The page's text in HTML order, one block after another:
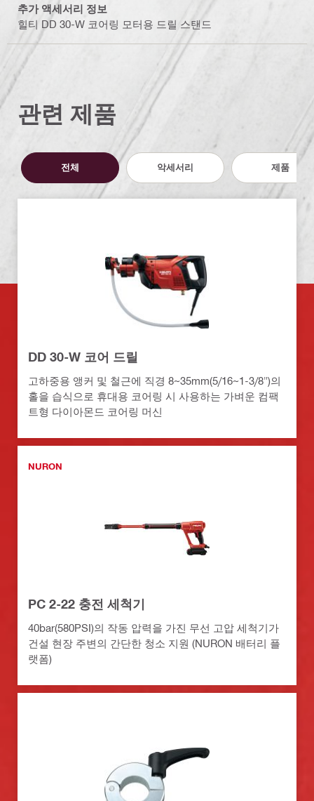
추가 액세서리 정보
힐티 DD 30-W 코어링 모터용 드릴 스탠드
관련 제품
전체 악세서리 제품
DD 30-W 코어 드릴
고하중용 앵커 및 철근에 직경 8~35mm(5/16~1-3/8")의
홀을 습식으로 휴대용 코어링 시 사용하는 가벼운 컴팩
트형 다이아몬드 코어링 머신
NURON
PC 2-22 충전 세척기
40bar(580PSI)의 작동 압력을 가진 무선 고압 세척기가
건설 현장 주변의 간단한 청소 지원 (NURON 배터리 플
랫폼)